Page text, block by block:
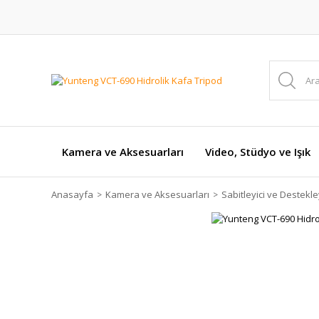
Kamera ve Aksesuarları Video, Stüdyo ve Işık
Anasayfa Kamera ve Aksesuarları Sabitleyici ve